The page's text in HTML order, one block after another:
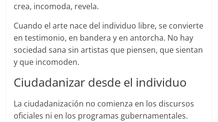
crea, incomoda, revela.
Cuando el arte nace del individuo libre, se convierte
en testimonio, en bandera y en antorcha. No hay
sociedad sana sin artistas que piensen, que sientan
y que incomoden.
Ciudadanizar desde el individuo
La ciudadanización no comienza en los discursos
oficiales ni en los programas gubernamentales.